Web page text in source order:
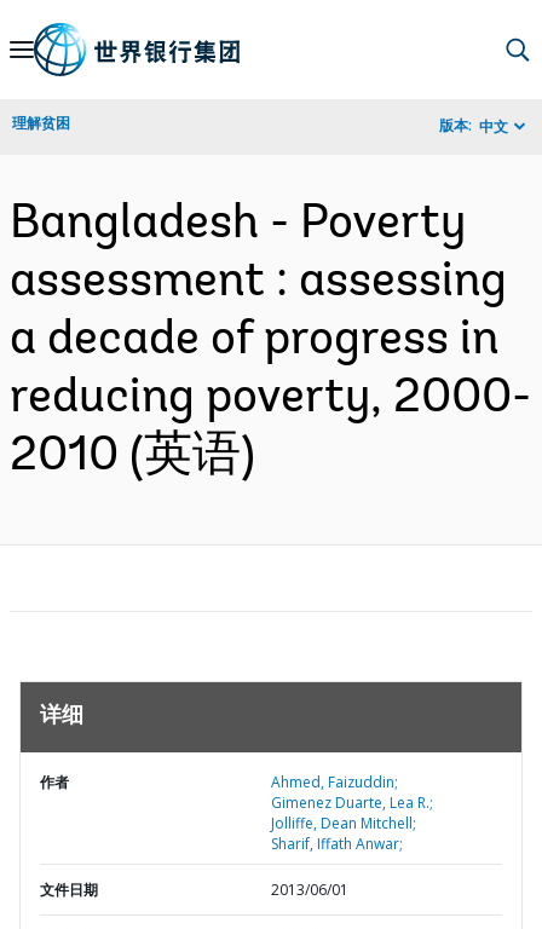
Skip
Navigation
理解贫困 版本: 中文
Bangladesh - Poverty
assessment : assessing
a decade of progress in
reducing poverty, 2000-
2010 (英语)
详细
作者
Ahmed, Faizuddin;
Gimenez Duarte, Lea R.;
Jolliffe, Dean Mitchell;
Sharif, Iffath Anwar;
文件日期 2013/06/01